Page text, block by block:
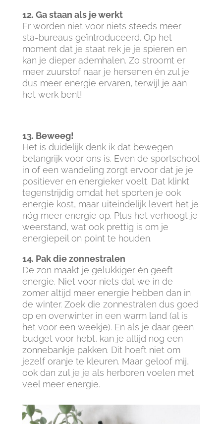
12. Ga staan als je werkt
Er worden niet voor niets steeds meer
sta-bureaus geïntroduceerd. Op het
moment dat je staat rek je je spieren en
kan je dieper ademhalen. Zo stroomt er
meer zuurstof naar je hersenen én zul je
dus meer energie ervaren, terwijl je aan
het werk bent!
13. Beweeg!
Het is duidelijk denk ik dat bewegen
belangrijk voor ons is. Even de sportschool
in of een wandeling zorgt ervoor dat je je
positiever en energieker voelt. Dat klinkt
tegenstrijdig omdat het sporten je ook
energie kost, maar uiteindelijk levert het je
nóg meer energie op. Plus het verhoogt je
weerstand, wat ook prettig is om je
energiepeil on point te houden.
14. Pak die zonnestralen
De zon maakt je gelukkiger én geeft
energie. Niet voor niets dat we in de
zomer altijd meer energie hebben dan in
de winter. Zoek die zonnestralen dus goed
op en overwinter in een warm land (al is
het voor een weekje). En als je daar geen
budget voor hebt, kan je altijd nog een
zonnebankje pakken. Dit hoeft niet om
jezelf oranje te kleuren. Maar geloof mij,
ook dan zul je je als herboren voelen met
veel meer energie.